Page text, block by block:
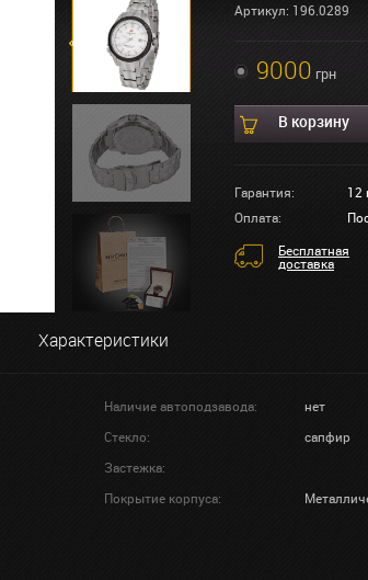
Артикул: 196.0289
9000 грн
В корзину
Гарантия:
12
Оплата:
Бесплатная
доставка
Характеристики
Наличие автоподзавода:
нет
Стекло:
сапфир
Застежка:
Покрытие корпуса: